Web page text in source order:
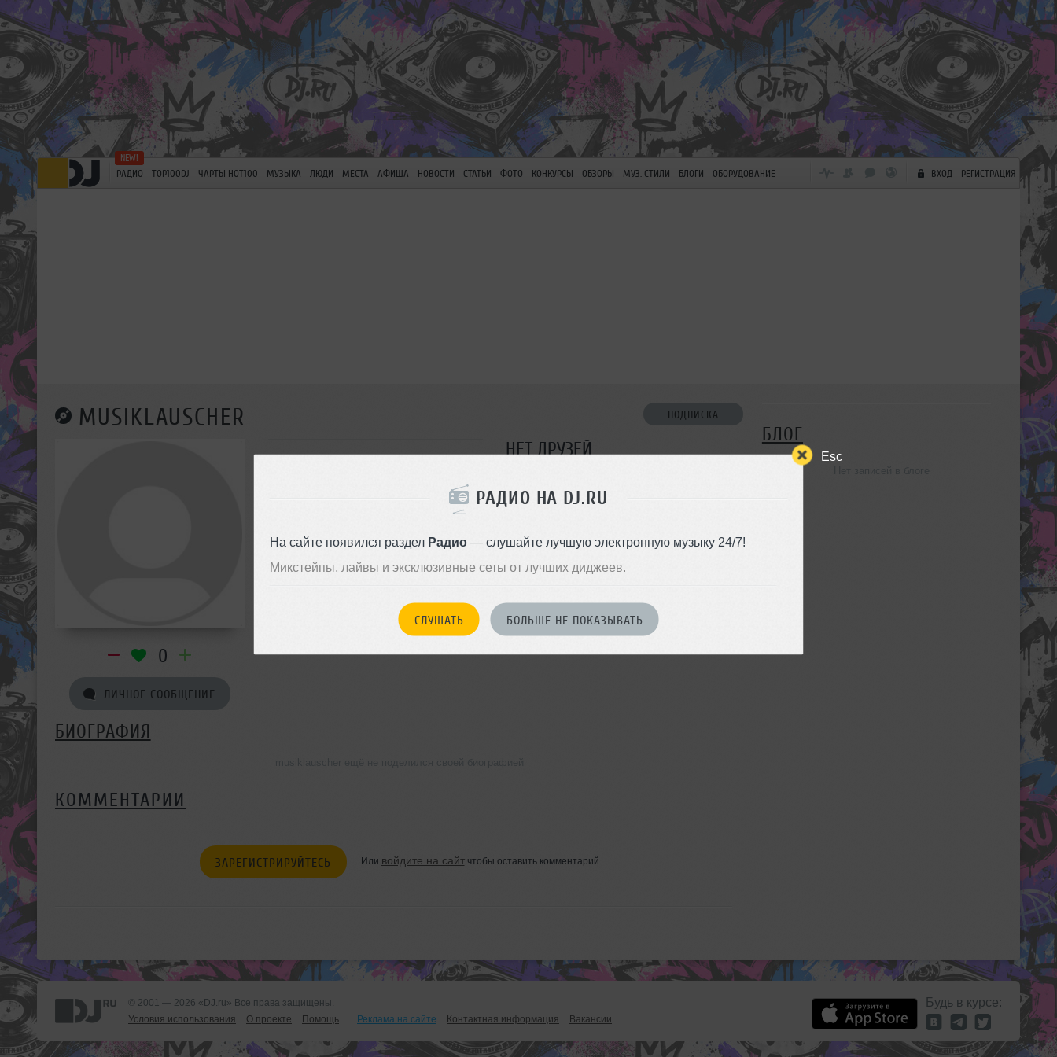
Esc
РАДИО НА DJ.RU
На сайте появился раздел Радио— слушайте лучшую электронную музыку 24/7!
Микстейпы, лайвы и эксклюзивные сеты от лучших диджеев.
СЛУШАТЬ БОЛЬШЕ НЕ ПОКАЗЫВАТЬ
РАДИО TOP100DJ ЧАРТЫ HOT100 МУЗЫКА ЛЮДИ МЕСТА АФИША НОВОСТИ СТАТЬИ ФОТО КОНКУРСЫ ОБЗОРЫ МУЗ. СТИЛИ БЛОГИ ОБОРУДОВАНИЕ ВХОД РЕГИСТРАЦИЯ
MUSIKLAUSCHER ПОДПИСКА
0
ЛИЧНОЕ СООБЩЕНИЕ
НЕТ ДРУЗЕЙ
БИОГРАФИЯ
КОММЕНТАРИИ
ЗАРЕГИСТРИРУЙТЕСЬ Или войдите на сайтчтобы оставить комментарий
БЛОГ
© 2001 — 2026 «DJ.ru» Все права защищены.
Условия использования
О проекте Помощь Реклама на сайте Контактная информация Вакансии
Будь в курсе: